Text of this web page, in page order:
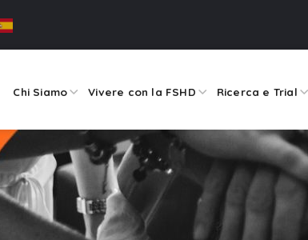
Chi Siamo Vivere con la FSHD Ricerca e Trial